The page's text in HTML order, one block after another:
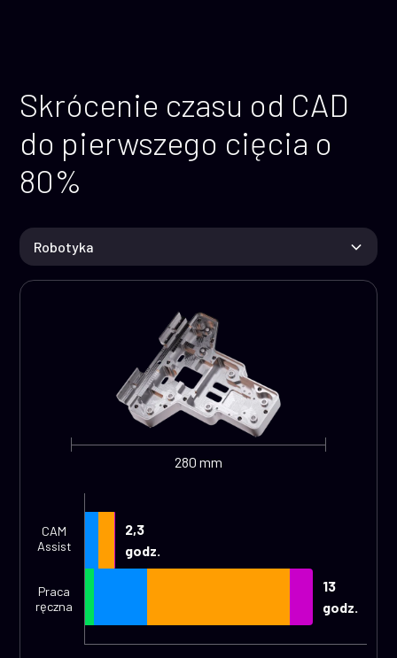
Skrócenie czasu od CAD
do pierwszego cięcia o
80%
Robotyka
CAM
Assist
Praca
ręczna
2,3
godz.
13
godz.
280 mm